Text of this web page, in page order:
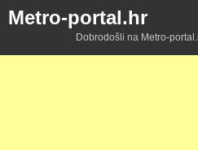
Metro-portal.hr
Dobrodošli na Metro-